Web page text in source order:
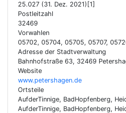
25.027 (31. Dez. 2021)[1]
Postleitzahl
32469
Vorwahlen
05702, 05704, 05705, 05707,
Adresse der Stadtverwaltung
Bahnhofstraße 63, 32469
Website
www.petershagen.de
Ortsteile
AufderTinnige, BadHopfenberg,
AufderTinnige, BadHopfenberg,